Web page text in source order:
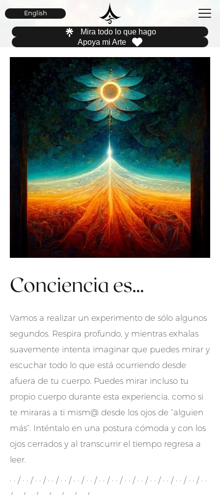
English
Mira todo lo que hago
Apoya mi Arte
Conciencia es…
Vamos a realizar un experimento de sólo algunos
segundos. Respira profundo, y mientras exhalas
suavemente intenta imaginar que puedes mirar y
escuchar todo lo que está ocurriendo desde
afuera de tu cuerpo. Puedes mirar incluso tu
propio cuerpo durante esta experiencia, como si
te miraras a ti mism@ desde los ojos de “alguien
más”. Inténtalo en una postura cómoda y con los
ojos cerrados y al transcurrir el tiempo regresa a
leer.
· · / · · / · · / · · / · · / · · / · · / · · / · · / · · / · · / · · / · · / · · / · · / · ·